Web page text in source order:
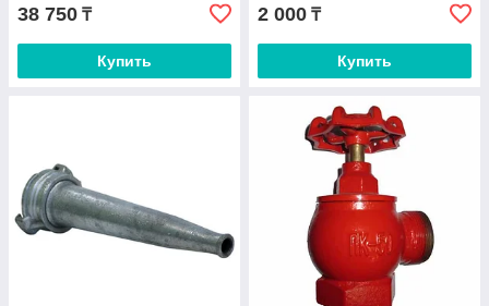
38 750 ₸
Купить
2 000 ₸
Купить